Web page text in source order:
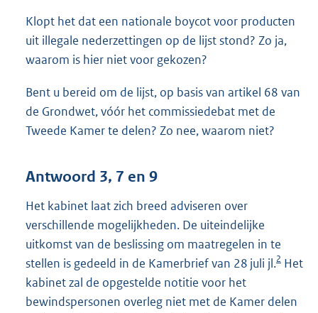
Klopt het dat een nationale boycot voor producten
uit illegale nederzettingen op de lijst stond? Zo ja,
waarom is hier niet voor gekozen?
Bent u bereid om de lijst, op basis van artikel 68 van
de Grondwet, vóór het commissiedebat met de
Tweede Kamer te delen? Zo nee, waarom niet?
Antwoord 3, 7 en 9
Het kabinet laat zich breed adviseren over
verschillende mogelijkheden. De uiteindelijke
uitkomst van de beslissing om maatregelen in te
stellen is gedeeld in de Kamerbrief van 28 juli jl.2 Het
kabinet zal de opgestelde notitie voor het
bewindspersonen overleg niet met de Kamer delen